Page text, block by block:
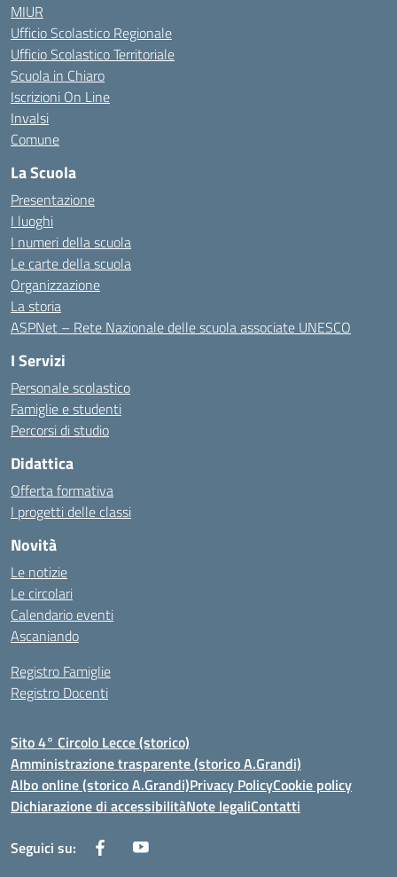
MIUR
Ufficio Scolastico Regionale
Ufficio Scolastico Territoriale
Scuola in Chiaro
Iscrizioni On Line
Invalsi
Comune
La Scuola
Presentazione
I luoghi
I numeri della scuola
Le carte della scuola
Organizzazione
La storia
ASPNet – Rete Nazionale delle scuola associate UNESCO
I Servizi
Personale scolastico
Famiglie e studenti
Percorsi di studio
Didattica
Offerta formativa
I progetti delle classi
Novità
Le notizie
Le circolari
Calendario eventi
Ascaniando
Registro Famiglie
Registro Docenti
Sito 4° Circolo Lecce (storico)
Amministrazione trasparente (storico A.Grandi)
Albo online (storico A.Grandi)Privacy PolicyCookie policy
Dichiarazione di accessibilitàNote legaliContatti
Seguici su: